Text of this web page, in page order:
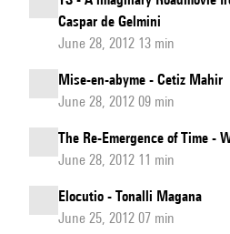
Caspar de Gelmini
June 28, 2012 13 min
Mise-en-abyme - Cetiz Mahir
June 28, 2012 09 min
The Re-Emergence of Time -
June 28, 2012 11 min
Elocutio - Tonalli Magana
June 25, 2012 07 min